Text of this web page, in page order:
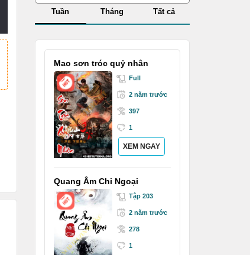
Tuần Tháng Tất cả
Mao sơn tróc quỷ nhân
Full
2 năm trước
397
1
XEM NGAY
Quang Âm Chi Ngoại
Tập 203
2 năm trước
278
1